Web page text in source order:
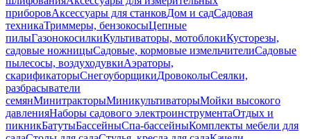
приборовАксессуары для станковДом и садСадовая
техникаТриммеры, бензокосыЦепные
пилыГазонокосилкиКультиваторы, мотоблокиКусторезы,
садовые ножницыСадовые, кормовые измельчителиСадовые
пылесосы, воздуходувкиАэраторы,
скарификаторыСнегоуборщикиДровоколыСеялки,
разбрасыватели
семянМинитракторыМиникультиваторыМойки высокого
давленияНаборы садового электроинструментаОтдых и
пикникБатутыБассейныСпа-бассейныКомплекты мебели для